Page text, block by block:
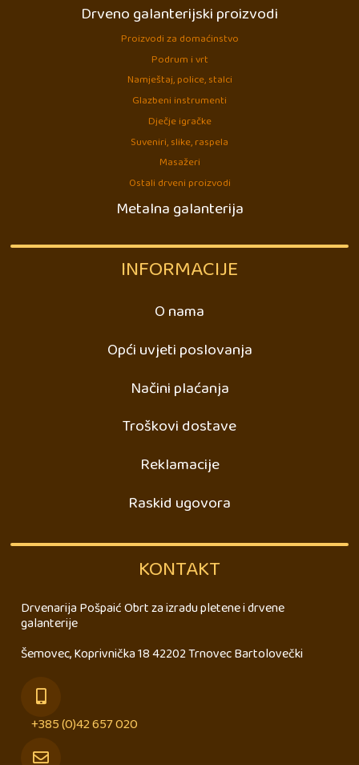
Drveno galanterijski proizvodi
Proizvodi za domaćinstvo
Podrum i vrt
Namještaj, police, stalci
Glazbeni instrumenti
Dječje igračke
Suveniri, slike, raspela
Masažeri
Ostali drveni proizvodi
Metalna galanterija
INFORMACIJE
O nama
Opći uvjeti poslovanja
Načini plaćanja
Troškovi dostave
Reklamacije
Raskid ugovora
KONTAKT
Drvenarija Pošpaić Obrt za izradu pletene i drvene
galanterije
Šemovec, Koprivnička 18 42202 Trnovec Bartolovečki
+385 (0)42 657 020